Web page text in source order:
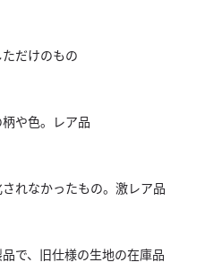
だけのもの
や色。レア品
れなかったもの。激レア品
で、旧仕様の生地の在庫品